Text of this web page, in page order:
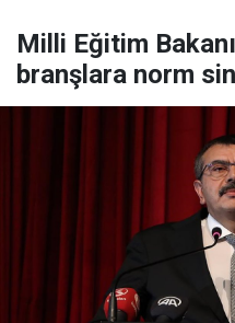
Milli Eğitim
branşlara norm